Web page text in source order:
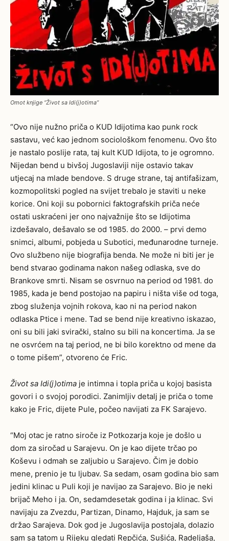
Omot knjige “Život sa Idi(j)otima”
“Ovo nije nužno priča o KUD Idijotima kao punk rock
sastavu, već kao jednom sociološkom fenomenu. Ovo što
je nastalo poslije rata, taj kult KUD Idijota, to je ogromno.
Nijedan bend u bivšoj Jugoslaviji nije ostavio takav
utjecaj na mlade bendove. S druge strane, taj antifašizam,
kozmopolitski pogled na svijet trebalo je staviti u neke
korice. Oni koji su pobornici faktografskih priča neće
ostati uskraćeni jer ono najvažnije što se Idijotima
izdešavalo, dešavalo se od 1985. do 2000. – prvi demo
snimci, albumi, pobjeda u Subotici, međunarodne turneje.
Ovo službeno nije biografija benda. Ne može ni biti jer je
bend stvarao godinama nakon našeg odlaska, sve do
Brankove smrti. Nisam se osvrnuo na period od 1981. do
1985, kada je bend postojao na papiru i ništa više od toga,
zbog služenja vojnih rokova, kao ni na period nakon
odlaska Ptice i mene. Tad se bend nije kreativno iskazao,
oni su bili jaki svirački, stalno su bili na koncertima. Ja se
ne osvrćem na taj period, ne bi bilo korektno od mene da
o tome pišem”, otvoreno će Fric.
Život sa Idi(j)otima je intimna i topla priča u kojoj basista
govori i o svojoj porodici. Zanimljiv detalj je priča o tome
kako je Fric, dijete Pule, počeo navijati za FK Sarajevo.
“Moj otac je ratno siroče iz Potkozarja koje je došlo u
dom za siročad u Sarajevu. On je kao dijete trčao po
Koševu i odmah se zaljubio u Sarajevo. Čim je dobio
mene, prenio je tu ljubav. Sa sedam, osam godina bio sam
jedini klinac u Puli koji je navijao za Sarajevo. Bio je neki
brijač Meho i ja. On, sedamdesetak godina i ja klinac. Svi
navijaju za Zvezdu, Partizan, Dinamo, Hajduk, ja sam se
držao Sarajeva. Dok god je Jugoslavija postojala, dolazio
sam sa tatom u Rijeku gledati Repčića, Sušića, Radeljaša,